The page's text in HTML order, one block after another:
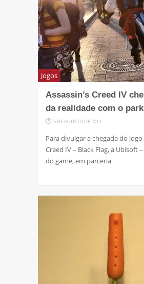
Jogos
Assassin’s Creed IV
da realidade com o
5 DE AGOSTO DE 2013
Para divulgar a chegada do jogo
Creed IV – Black Flag, a Ubisoft
do game, em parceria